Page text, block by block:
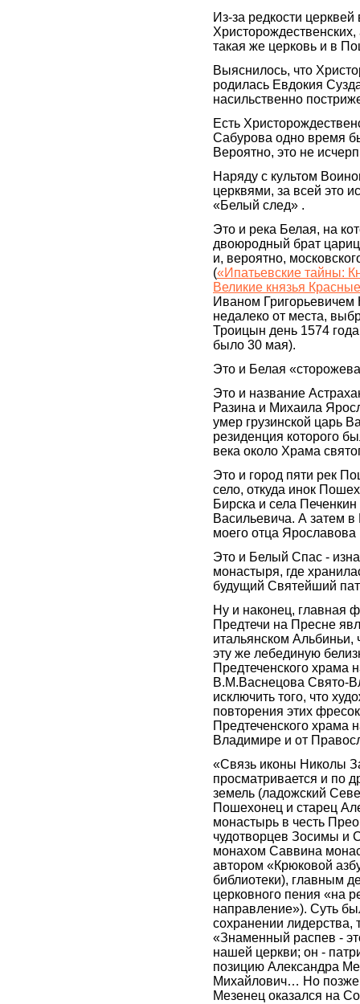
Из-за редкости
такая же церковь и в
Выяснилось, что
родилась Евдокия
насильственно
Есть
Сабурова одно время
Вероятно, это не
Наряду с культом
церквями, за всей это
«Белый след» .
Это и река Белая, на
двоюродный брат
и, вероятно,
(«Ипатьевские тайны:
Великие князья
Иваном Григорьевичем
недалеко от места,
Троицын день 1574
было 30 мая).
Это и Белая
Это и название
Разина и Михаила
умер грузинской царь
резиденция которого
века около Храма
Это и город пяти рек
село, откуда инок
Бирска и села
Васильевича. А затем
моего отца Ярославова
Это и Белый Спас -
монастыря, где
будущий Святейший
Ну и наконец, главная
Предтечи на Пресне
итальянском
эту же лебединую
Предтеченского
В.М.Васнецова Свято-
исключить того, что
повторения этих
Предтеченского храма
Владимире и от
«Связь иконы Николы
просматривается и по
земель (ладожский
Пошехонец и старец
монастырь в честь
чудотворцев Зосимы и
монахом Саввина
автором «Крюковой
библиотеки), главным
церковного пения «на
направление»). Суть
сохранении лидерства,
«Знаменный распев -
нашей церкви; он -
позицию Александра
Михайлович… Но позже
Мезенец оказался на